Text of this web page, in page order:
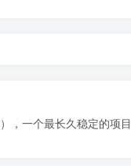
，一个最长久稳定的项目